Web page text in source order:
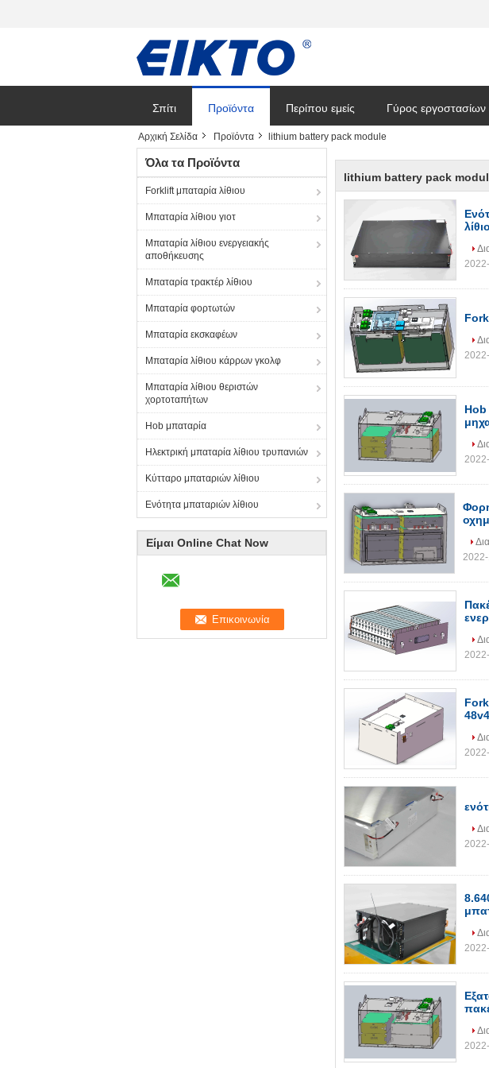
Σπίτι Προϊόντα Περίπου εμείς Γύρος εργοστασίων
Αρχική Σελίδα Προϊόντα lithium battery pack module
Όλα τα Προϊόντα
Forklift μπαταρία λίθιου
Μπαταρία λίθιου γιοτ
Μπαταρία λίθιου ενεργειακής
αποθήκευσης
Μπαταρία τρακτέρ λίθιου
Μπαταρία φορτωτών
Μπαταρία εκσκαφέων
Μπαταρία λίθιου κάρρων γκολφ
Μπαταρία λίθιου θεριστών
χορτοταπήτων
Hob μπαταρία
Ηλεκτρική μπαταρία λίθιου τρυπανιών
Κύτταρο μπαταριών λίθιου
Ενότητα μπαταριών λίθιου
Είμαι Online Chat Now
lithium battery pack
Hob